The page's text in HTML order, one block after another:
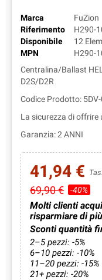
Marca
FuZion
Riferimento
H290-
Disponibile
12
MPN
H290-
Centralina/Ballast
D2S/D2R
Codice Prodotto:
La sicurezza di
Garanzia: 2 ANNI
41,94 €
69,90 € -40%
Molti clienti
risparmiare di
Sconti quantità
2–5 pezzi: -5%
6–10 pezzi: -10%
11–20 pezzi: -15%
21+ pezzi: -20%